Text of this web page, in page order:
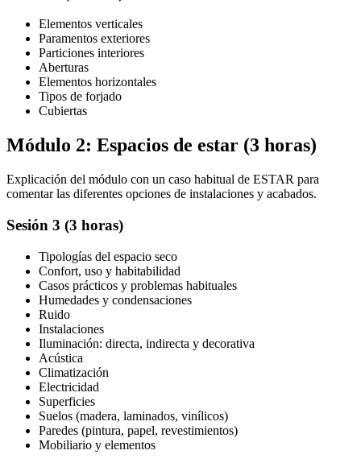
Elementos verticales
Paramentos exteriores
Particiones interiores
Aberturas
Elementos horizontales
Tipos de forjado
Cubiertas
Módulo 2: Espacios de estar (3 horas)
Explicación del módulo con un caso habitual de ESTAR para
comentar las diferentes opciones de instalaciones y acabados.
Sesión 3 (3 horas)
Tipologías del espacio seco
Confort, uso y habitabilidad
Casos prácticos y problemas habituales
Humedades y condensaciones
Ruido
Instalaciones
Iluminación: directa, indirecta y decorativa
Acústica
Climatización
Electricidad
Superficies
Suelos (madera, laminados, vinílicos)
Paredes (pintura, papel, revestimientos)
Mobiliario y elementos